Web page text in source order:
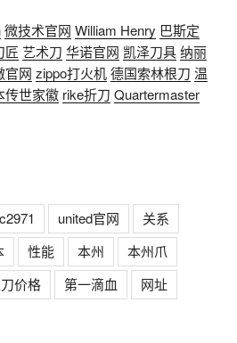
微技术官网 William Henry 巴斯定
匠 艺术刀 华诺官网 凯泽刀具纳丽
官网 zippo打火机德国索林根刀 温
传世家徽 rike折刀 Quartermaster
united官网
关系
性能 本州
本州爪
价格 第一滴血
网址